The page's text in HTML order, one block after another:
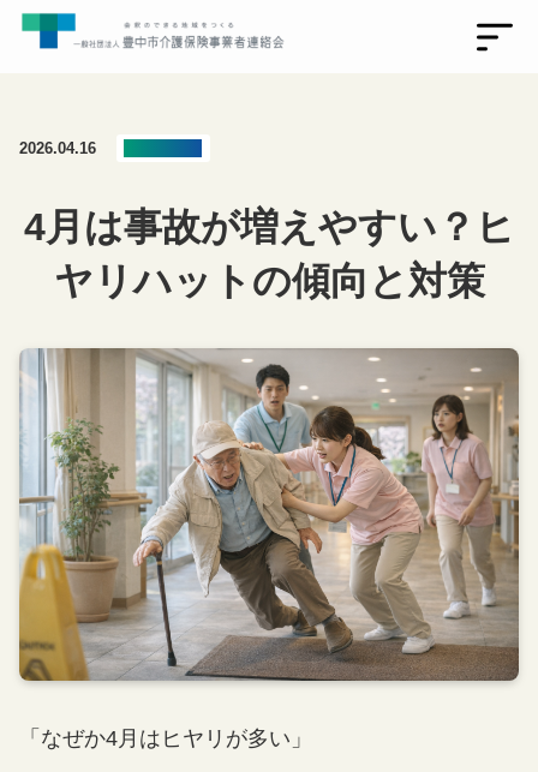
トップ
連絡会員とは(事業者・法人向け)
未来創造支援事業コンテンツ一覧
リアルハブイベントとは
イベント情報
お知らせ・活動報告
連絡会員一覧
お問い合わせ
プライバシーポリシー
2026.04.16
4月は事故が増えやすい？ヒ
ヤリハットの傾向と対策
「なぜか4月はヒヤリが多い」